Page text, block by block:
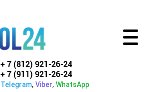
+ 7 (812) 921-26-24
+ 7 (911) 921-26-24
Telegram, Viber, WhatsApp